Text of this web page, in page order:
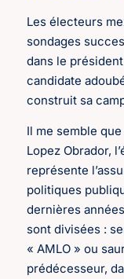
Les électeurs
sondages
dans le
candidate
construit sa
Il me semble
Lopez Obrador,
représente
politiques
dernières
sont divisées :
« AMLO » ou
prédécesseur,